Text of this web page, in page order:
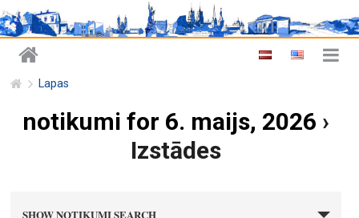
Lapas
notikumi for 6. maijs, 2026 ›
Izstādes
SHOW NOTIKUMI SEARCH